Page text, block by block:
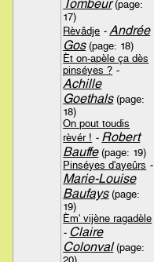
Tombeur(page:
17)
Rèvâdje - Andrée
Gos(page: 18)
Èt on-apèle ça dès
pinséyes ? -
Achille
Goethals(page:
18)
On pout toudis
rèvér ! - Robert
Bauffe(page: 19)
Pinséyes d'ayeûrs -
Marie-Louise
Baufays(page:
19)
Èm' vijène ragadèle
- Claire
Colonval(page: